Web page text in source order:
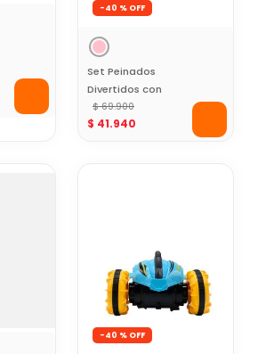
-40 %
Set Peinados
Divertidos con
Accesorios Toy
Logic
$ 69.900
$ 41.940
-40 %